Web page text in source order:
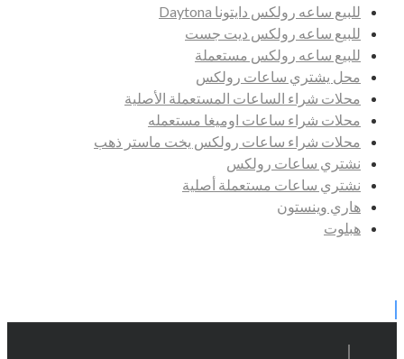
للبيع ساعه رولكس دايتونا Daytona
للبيع ساعه رولكس ديت جست
للبيع ساعه رولكس مستعملة
محل يشتري ساعات رولكس
محلات شراء الساعات المستعملة الأصلية
محلات شراء ساعات اوميغا مستعمله
محلات شراء ساعات رولكس يخت ماستر ذهب
نشتري ساعات رولكس
نشتري ساعات مستعملة أصلية
هاري وينستون
هبلوت